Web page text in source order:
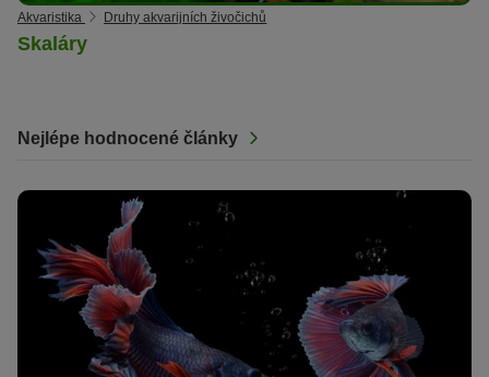
Akvaristika Druhy akvarijních živočichů
Skaláry
Nejlépe hodnocené články